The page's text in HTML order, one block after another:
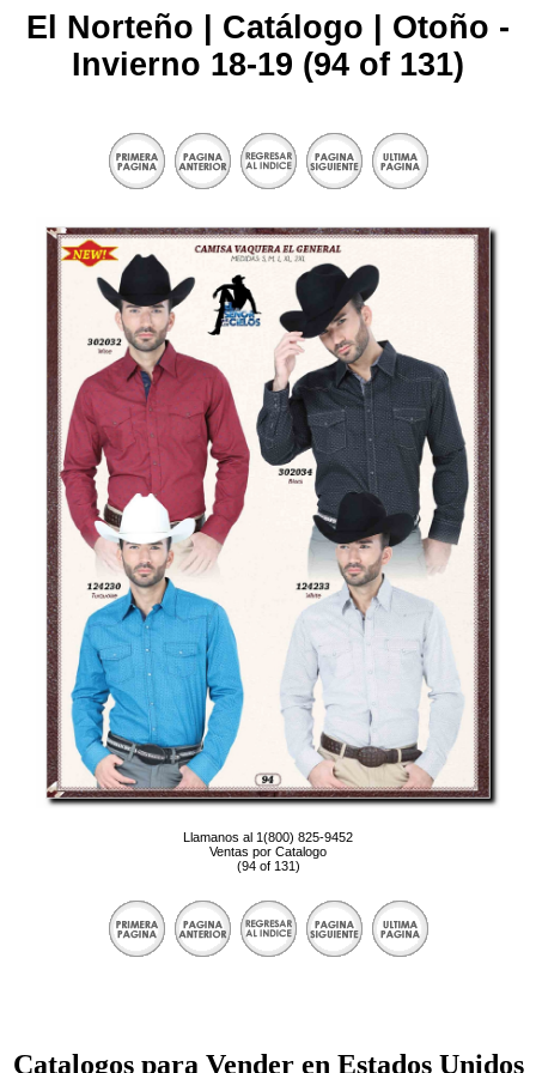
El Norteño | Catálogo | Otoño -
Invierno 18-19 (94 of 131)
Llamanos al 1(800) 825-9452
Ventas por Catalogo
(94 of 131)
Catalogos para Vender en Estados Unidos